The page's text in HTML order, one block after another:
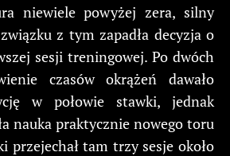
niewiele powyżej zera, silny
z tym zapadła decyzja o
sesji treningowej. Po dwóch
czasów okrążeń dawało
w połowie stawki, jednak
nauka praktycznie nowego toru
przejechał tam trzy sesje około